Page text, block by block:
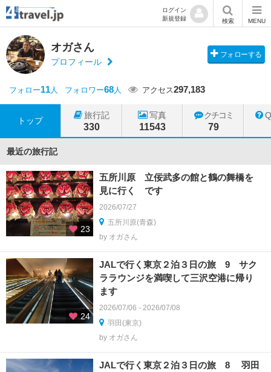
ログイン
新規登録
検索 MENU
オガさん
プロフィール
フォローする
フォロー11人 フォロワー68人 アクセス297,183
トップ
旅行記
330
写真
11543
クチコミ
79
最近の旅行記
23
五所川原 立佞武多の館と鶴の舞橋を
見に行く です
2026/07/27
五所川原(青森)
by オガさん
24
JALで行く東京２泊３日の旅 9 サク
ララウンジを満喫して三沢空港に帰り
ます
2026/07/06 - 2026/07/08
羽田(東京)
by オガさん
JALで行く東京２泊３日の旅 8 羽田